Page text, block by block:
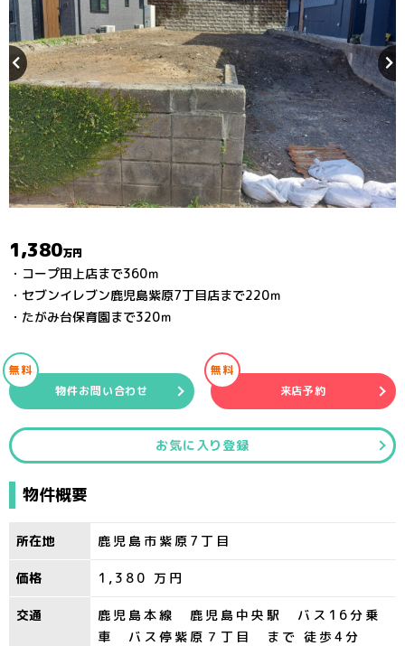
1,380万円
・コープ田上店まで360ｍ
・セブンイレブン鹿児島紫原7丁目店まで220ｍ
・たがみ台保育園まで320ｍ
無料
物件お問い合わせ
無料
来店予約
お気に入り登録
物件概要
所在地 鹿児島市紫原7丁目
価格 1,380 万円
交通
鹿児島本線 鹿児島中央駅 バス16分乗
車 バス停紫原７丁目 まで 徒歩4分